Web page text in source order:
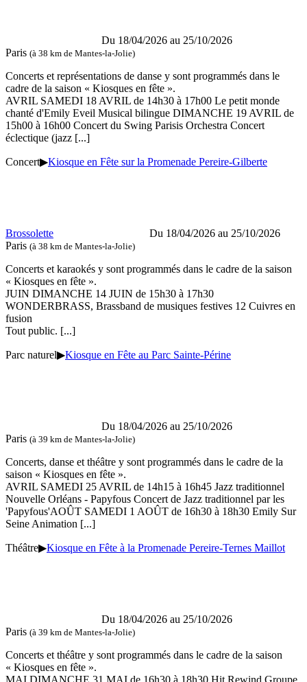
Du 18/04/2026 au 25/10/2026
Paris (à 38 km de Mantes-la-Jolie)
Concerts et représentations de danse y sont programmés dans le
cadre de la saison « Kiosques en fête ».
AVRIL SAMEDI 18 AVRIL de 14h30 à 17h00 Le petit monde
chanté d'Emily Eveil Musical bilingue DIMANCHE 19 AVRIL de
15h00 à 16h00 Concert du Swing Parisis Orchestra Concert
éclectique (jazz [...]
Concert▶Kiosque en Fête sur la Promenade Pereire-Gilberte
Brossolette
Du 18/04/2026 au 25/10/2026
Paris (à 38 km de Mantes-la-Jolie)
Concerts et karaokés y sont programmés dans le cadre de la saison
« Kiosques en fête ».
JUIN DIMANCHE 14 JUIN de 15h30 à 17h30
WONDERBRASS, Brassband de musiques festives 12 Cuivres en
fusion
Tout public. [...]
Parc naturel▶Kiosque en Fête au Parc Sainte-Périne
Du 18/04/2026 au 25/10/2026
Paris (à 39 km de Mantes-la-Jolie)
Concerts, danse et théâtre y sont programmés dans le cadre de la
saison « Kiosques en fête ».
AVRIL SAMEDI 25 AVRIL de 14h15 à 16h45 Jazz traditionnel
Nouvelle Orléans - Papyfous Concert de Jazz traditionnel par les
'Papyfous'AOÛT SAMEDI 1 AOÛT de 16h30 à 18h30 Emily Sur
Seine Animation [...]
Théâtre▶Kiosque en Fête à la Promenade Pereire-Ternes Maillot
Du 18/04/2026 au 25/10/2026
Paris (à 39 km de Mantes-la-Jolie)
Concerts et théâtre y sont programmés dans le cadre de la saison
« Kiosques en fête ».
MAI DIMANCHE 31 MAI de 16h30 à 18h30 Hit Rewind Groupe